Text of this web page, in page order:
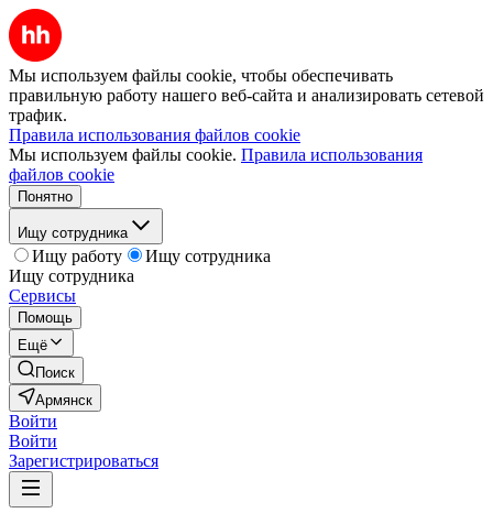
Мы используем файлы cookie, чтобы обеспечивать
правильную работу нашего веб-сайта и анализировать сетевой
трафик.
Правила использования файлов cookie
Мы используем файлы cookie. Правила использования
файлов cookie
Понятно
Ищу сотрудника
Ищу работу
Ищу сотрудника
Ищу сотрудника
Сервисы
Помощь
Ещё
Поиск
Армянск
Войти
Войти
Зарегистрироваться